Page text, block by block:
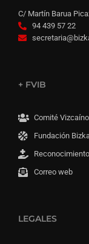
C/ Martín Barua
94 439 57 22
+ FVIB
Comité
Fundación
Correo web
LEGALES